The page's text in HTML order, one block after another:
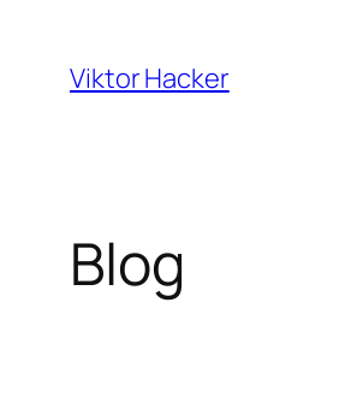
Inhalt
springen
Viktor Hacker
Blog